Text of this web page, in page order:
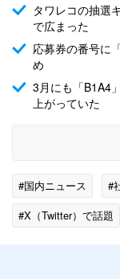
タワレコの抽選
で広まった
応募券の番号に
め
3月にも「B1A4
上がっていた
#国内ニュース #
#X（Twitter）で話題